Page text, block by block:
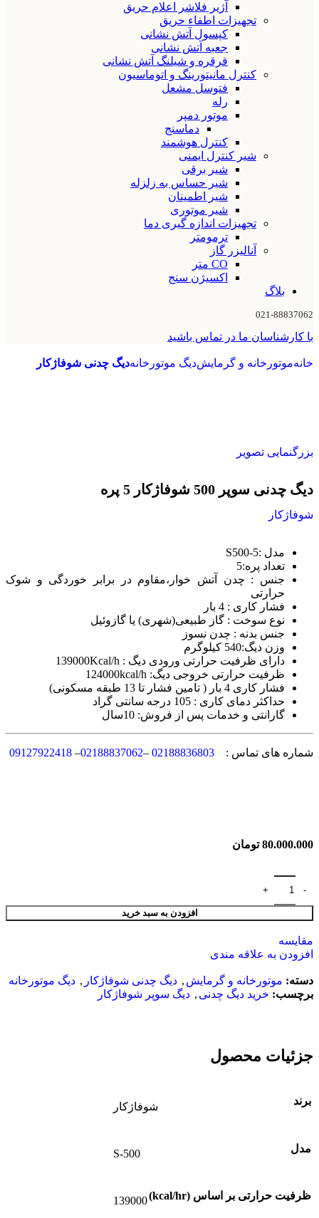
آژیر فلاشر اعلام حریق
تجهیزات اطفاء حریق
کپسول آتش نشانی
جعبه آتش نشانی
قرقره و شیلنگ آتش نشانی
کنترل مانیتورینگ و اتوماسیون
فتوسل مشعل
رله
موتور دمپر
دماسنج
کنترل هوشمند
شیر کنترل ایمنی
شیر برقی
شیر حساس به زلزله
شیر اطمینان
شیر موتوری
تجهیزات اندازه گیری دما
ترمومتر
آنالیزر گاز
CO متر
اکسیژن سنج
بلاگ
021-88837062
با کارشناسان ما در تماس باشید
خانهموتورخانه و گرمایشدیگ موتورخانهدیگ چدنی شوفاژکار
بزرگنمایی تصویر
دیگ چدنی سوپر 500 شوفاژکار 5 پره
شوفاژکار
مدل :5-S500
تعداد پره:5
جنس : چدن آتش خوار،مقاوم در برابر خوردگی و شوک
حرارتی
فشار کاری : 4 بار
نوع سوخت : گاز طبیعی(شهری) یا گازوئيل
جنس بدنه : چدن نسوز
وزن دیگ:540 کیلوگرم
دارای ظرفیت حرارتی ورودی دیگ : 139000Kcal/h
ظرفیت حرارتی خروجی دیگ: 124000kcal/h
فشار کاری 4 بار ( تامین فشار تا 13 طبقه مسکونی)
حداکثر دمای کاری : 105 درجه سانتی گراد
گارانتی و خدمات پس از فروش: 10سال
شماره های تماس : 02188836803
–
02188837062
–
09127922418
80.000.000 تومان
افزودن به سبد خرید
مقایسه
افزودن به علاقه مندی
دسته: موتورخانه و گرمایش , دیگ چدنی شوفاژکار , دیگ موتورخانه
برچسب: خرید دیگ چدنی , دیگ سوپر شوفاژکار
جزئیات محصول
برند شوفاژکار
مدل S-500
ظرفیت حرارتی بر اساس (kcal/hr) 139000